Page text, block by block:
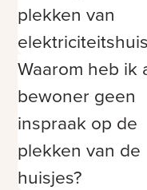
plekken van
Waarom heb ik
bewoner geen
inspraak op de
plekken van de
huisjes?